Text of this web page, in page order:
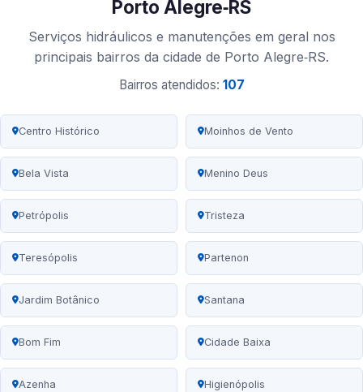
Porto Alegre‑RS
Serviços hidráulicos e manutenções em geral nos
principais bairros da cidade de Porto Alegre‑RS.
Bairros atendidos: 107
Centro Histórico Moinhos de Vento
Bela Vista Menino Deus
Petrópolis Tristeza
Teresópolis Partenon
Jardim Botânico Santana
Bom Fim Cidade Baixa
Azenha Higienópolis